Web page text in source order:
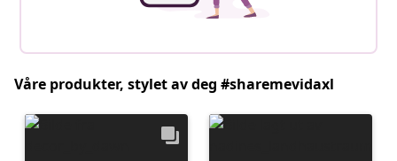
Våre produkter, stylet av deg #sharemevidaxl